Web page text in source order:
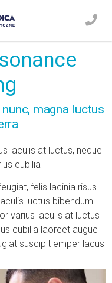
magna luctus
iaculis at luctus, neque
cubilia
felis lacinia risus
luctus bibendum
varius iaculis at luctus
cubilia laoreet augue
suscipit emper lacus